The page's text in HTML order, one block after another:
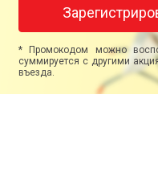
* Промокодом можно
суммируется с другими
въезда.